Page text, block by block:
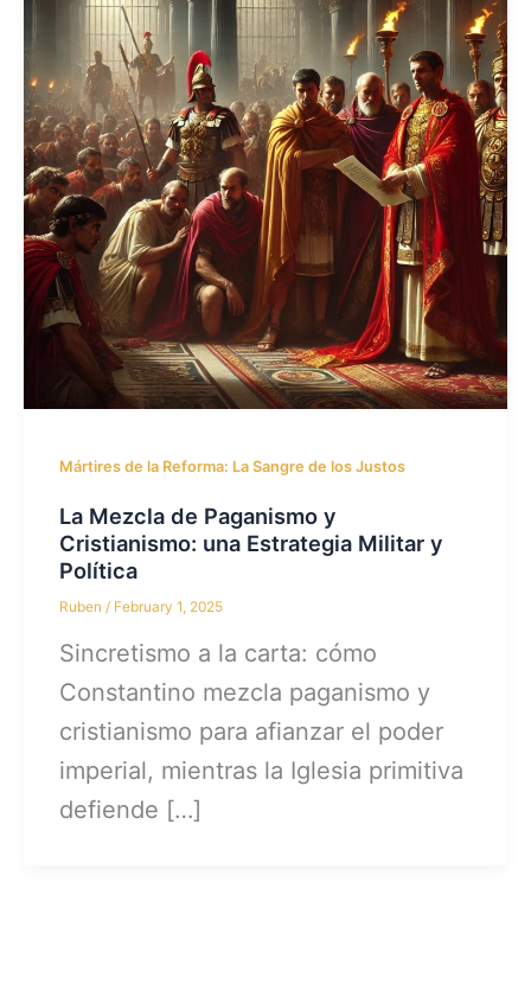
Mártires de la Reforma: La Sangre de los Justos
La Mezcla de Paganismo y
Cristianismo: una Estrategia Militar y
Política
Ruben/ February 1, 2025
Sincretismo a la carta: cómo
Constantino mezcla paganismo y
cristianismo para afianzar el poder
imperial, mientras la Iglesia primitiva
defiende […]